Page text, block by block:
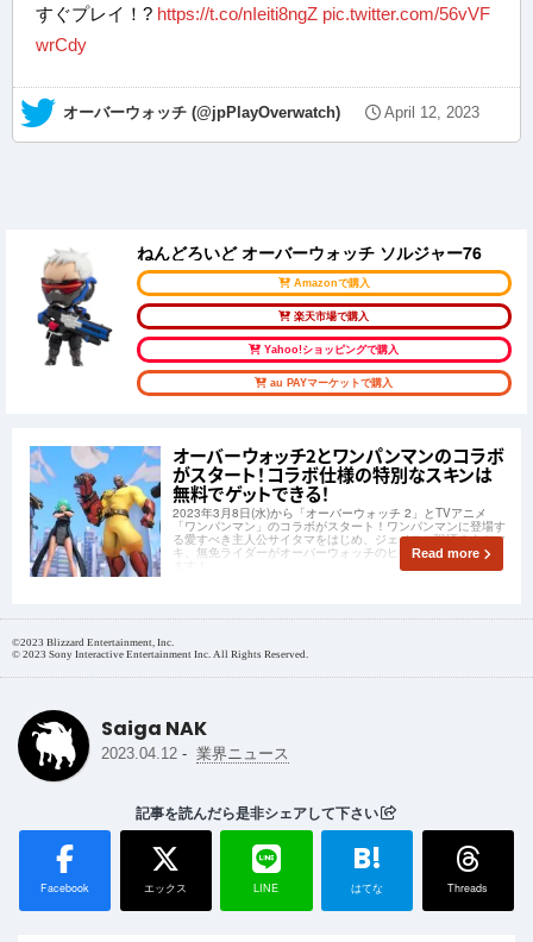
すぐプレイ！? https://t.co/nIeiti8ngZ pic.twitter.com/56vVF
wrCdy
— オーバーウォッチ (@jpPlayOverwatch) April 12, 2023
ねんどろいど オーバーウォッチ ソルジャー76
Amazonで購入
楽天市場で購入
Yahoo!ショッピングで購入
au PAYマーケットで購入
オーバーウォッチ2とワンパンマンのコラボ
がスタート！コラボ仕様の特別なスキンは
無料でゲットできる！
2023年3月8日(水)から「オーバーウォッチ 2」とTVアニメ
「ワンパンマン」のコラボがスタート！ワンパンマンに登場す
る愛すべき主人公サイタマをはじめ、ジェノス、戦慄のタツマ
キ、無免ライダーがオーバーウォッチのヒーローとして登場し
Read more
©2023 Blizzard Entertainment, Inc.
© 2023 Sony Interactive Entertainment Inc. All Rights Reserved.
Saiga NAK
2023.04.12 - 業界ニュース
記事を読んだら是非シェアして下さい
Facebook エックス LINE
B!
はてな Threads